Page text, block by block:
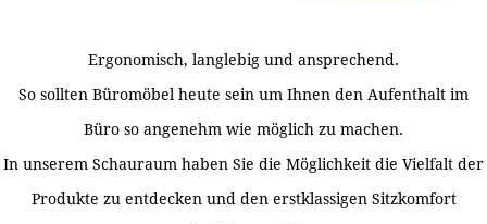
Ergonomisch, langlebig und ansprechend.
So sollten Büromöbel heute sein um Ihnen den Aufenthalt im
Büro so angenehm wie möglich zu machen.
In unserem Schauraum haben Sie die Möglichkeit die Vielfalt der
Produkte zu entdecken und den erstklassigen Sitzkomfort